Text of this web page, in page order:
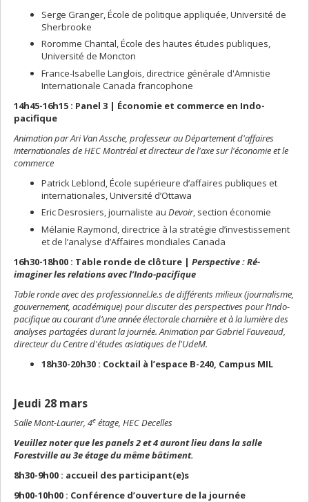
Serge Granger, École de politique appliquée, Université de
Sherbrooke
Roromme Chantal, École des hautes études publiques,
Université de Moncton
France-Isabelle Langlois, directrice générale d'Amnistie
Internationale Canada francophone
14h45-16h15 : Panel 3 | Économie et commerce en Indo-
pacifique
Animation par Ari Van Assche, professeur au Département d'affaires
internationales de HEC Montréal et directeur de l'axe sur l'économie et le
commerce
Patrick Leblond, École supérieure d’affaires publiques et
internationales, Université d’Ottawa
Eric Desrosiers, journaliste au Devoir, section économie
Mélanie Raymond, directrice à la stratégie d’investissement
et de l’analyse d’Affaires mondiales Canada
16h30-18h00 : Table ronde de clôture | Perspective : Ré-
imaginer les relations avec l’Indo-pacifique
Table ronde avec des professionnel.le.s de différents milieux (journalisme,
gouvernement, académique) pour discuter des perspectives pour l’Indo-
pacifique au courant d’une année électorale charnière et à la lumière des
analyses partagées durant la journée. Animation par Gabriel Fauveaud,
directeur du Centre d'études asiatiques de l'UdeM.
18h30-20h30 : Cocktail à l’espace B-240, Campus MIL
Jeudi 28 mars
Salle Mont-Laurier, 4e étage, HEC Decelles
Veuillez noter que les panels 2 et 4 auront lieu dans la salle
Forestville au 3e étage du même bâtiment.
8h30-9h00 : accueil des participant(e)s
9h00-10h00 : Conférence d’ouverture de la journée